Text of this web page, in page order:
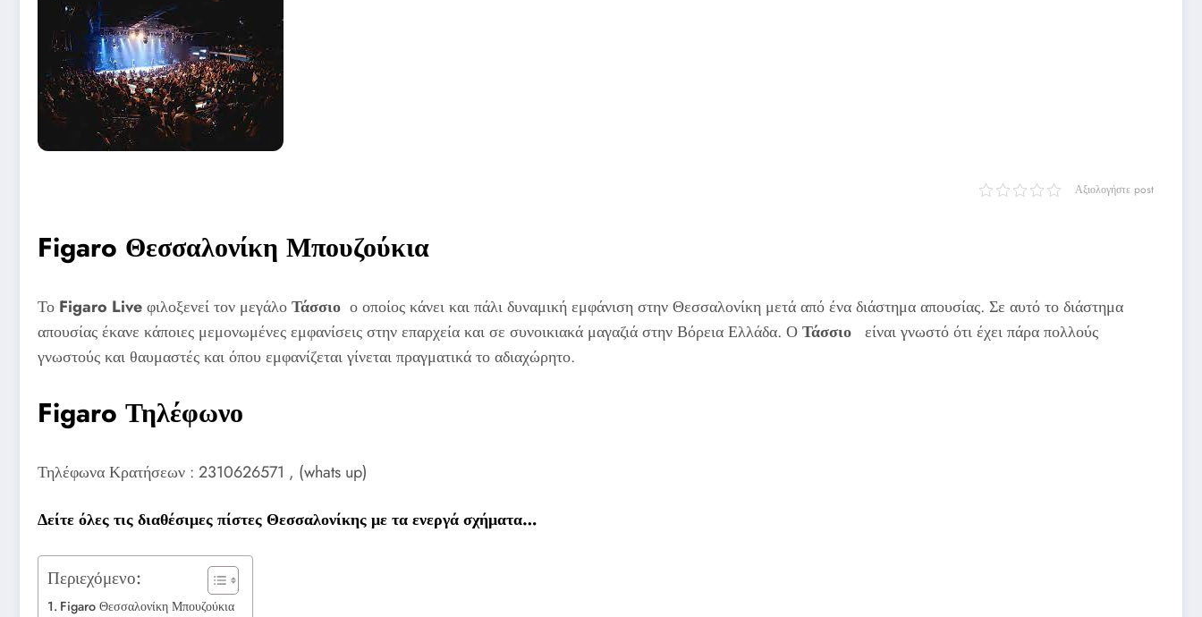
Αξιολογήστε post
Figaro Θεσσαλονίκη Μπουζούκια
Το Figaro Liveφιλοξενεί τον μεγάλοΤάσσιο ο οποίος κάνει και πάλι δυναμική εμφάνιση στην Θεσσαλονίκη μετά από ένα διάστημα απουσίας. Σε αυτό το διάστημα
απουσίας έκανε κάποιες μεμονωμένες εμφανίσεις στην επαρχεία και σε συνοικιακά μαγαζιά στην Βόρεια Ελλάδα. ΟΤάσσιο είναι γνωστό ότι έχει πάρα πολλούς
γνωστούς και θαυμαστές και όπου εμφανίζεται γίνεται πραγματικά το αδιαχώρητο.
Figaro Τηλέφωνο
Τηλέφωνα Κρατήσεων : 2310626571 , (whats up)
Δείτε όλες τις διαθέσιμες πίστες Θεσσαλονίκης με τα ενεργά σχήματα…
Περιεχόμενο:
Figaro Θεσσαλονίκη Μπουζούκια